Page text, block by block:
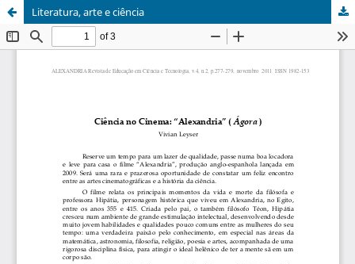
Literatura, arte e ciência